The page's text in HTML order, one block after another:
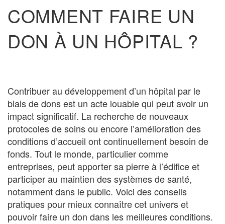
COMMENT FAIRE UN
DON À UN HÔPITAL ?
Contribuer au développement d’un hôpital par le
biais de dons est un acte louable qui peut avoir un
impact significatif. La recherche de nouveaux
protocoles de soins ou encore l’amélioration des
conditions d’accueil ont continuellement besoin de
fonds. Tout le monde, particulier comme
entreprises, peut apporter sa pierre à l’édifice et
participer au maintien des systèmes de santé,
notamment dans le public. Voici des conseils
pratiques pour mieux connaître cet univers et
pouvoir faire un don dans les meilleures conditions.